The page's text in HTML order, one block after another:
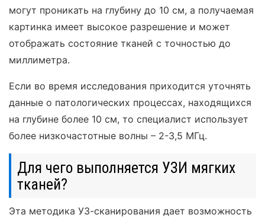
могут проникать на глубину до 10 см, а получаемая
картинка имеет высокое разрешение и может
отображать состояние тканей с точностью до
миллиметра.
Если во время исследования приходится уточнять
данные о патологических процессах, находящихся
на глубине более 10 см, то специалист использует
более низкочастотные волны – 2-3,5 МГц.
Для чего выполняется УЗИ мягких
тканей?
Эта методика УЗ-сканирования дает возможность